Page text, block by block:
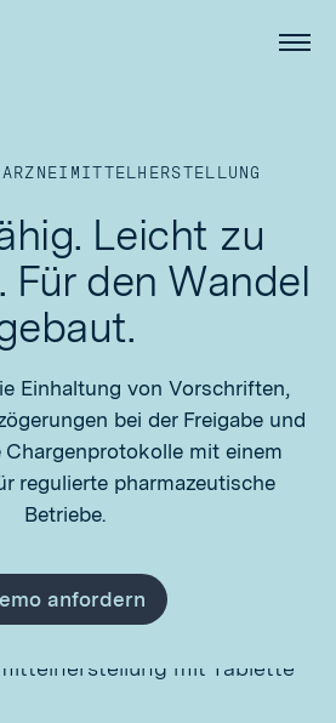
Menü
Leicht zu
Für den Wandel
Einhaltung von Vorschriften,
bei der Freigabe und
Chargenprotokolle mit einem
regulierte pharmazeutische
Betriebe.
anfordern